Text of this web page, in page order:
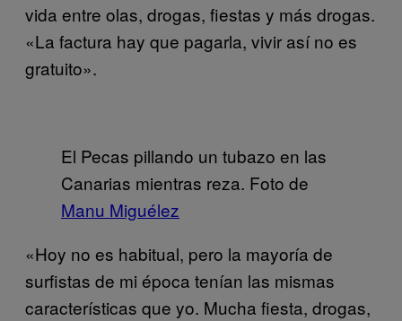
vida entre olas, drogas, fiestas y más drogas.
«La factura hay que pagarla, vivir así no es
gratuito».
El Pecas pillando un tubazo en las
Canarias mientras reza. Foto de
Manu Miguélez
«Hoy no es habitual, pero la mayoría de
surfistas de mi época tenían las mismas
características que yo. Mucha fiesta, drogas,